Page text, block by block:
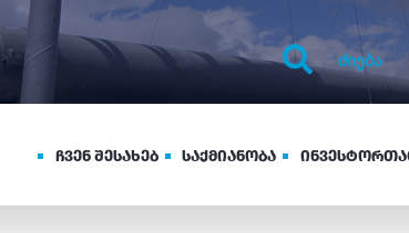
ჩვენ შესახებ საქმიანობა